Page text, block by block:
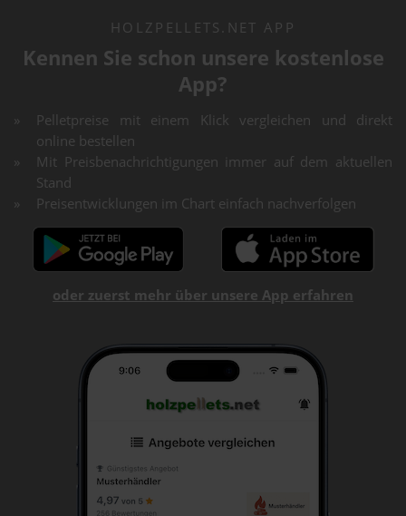
HOLZPELLETS.NET APP
Kennen Sie schon unsere kostenlose
App?
Pelletpreise mit einem Klick vergleichen und direkt
online bestellen
Mit Preisbenachrichtigungen immer auf dem aktuellen
Stand
Preisentwicklungen im Chart einfach nachverfolgen
oder zuerst mehr über unsere App erfahren